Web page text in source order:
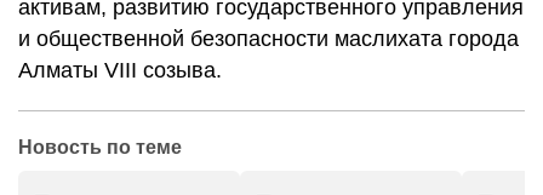
активам, развитию государственного управления
и общественной безопасности маслихата города
Алматы VIII созыва.
Новость по теме